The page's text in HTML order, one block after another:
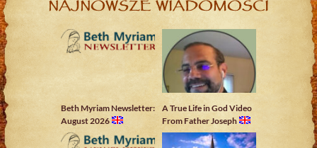
NAJNOWSZE WIADOMOŚCI
Beth Myriam Newsletter:
August 2026
A True Life in God Video
From Father Joseph